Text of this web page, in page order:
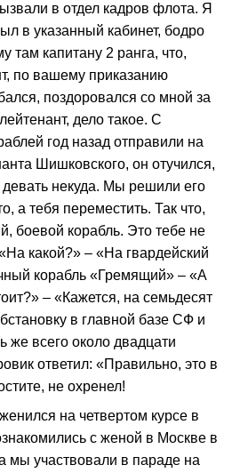
в отдел кадров флота. Я
в указанный кабинет, бодро
там капитану 2 ранга, что,
по вашему приказанию
поздоровался со мной за
дело такое. С
год назад отправили на
Шишковского, он отучился,
девать некуда. Мы решили его
а тебя переместить. Так что,
боевой корабль. Это тебе не
какой?» – «На гвардейский
корабль «Гремящий» – «А
– «Кажется, на семьдесят
в главной базе СФ и
же всего около двадцати
ответил: «Правильно, это в
не охренел!
на четвертом курсе в
с женой в Москве в
мы участвовали в параде на